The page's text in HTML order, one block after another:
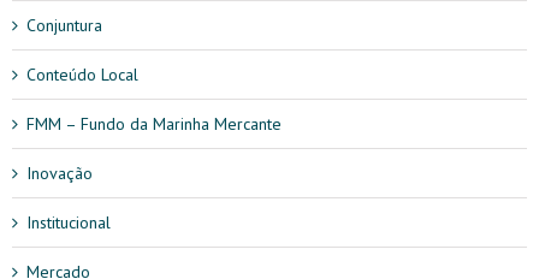
Conjuntura
Conteúdo Local
FMM – Fundo da Marinha Mercante
Inovação
Institucional
Mercado